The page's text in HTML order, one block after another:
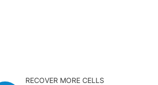
RECOVER MORE CELLS